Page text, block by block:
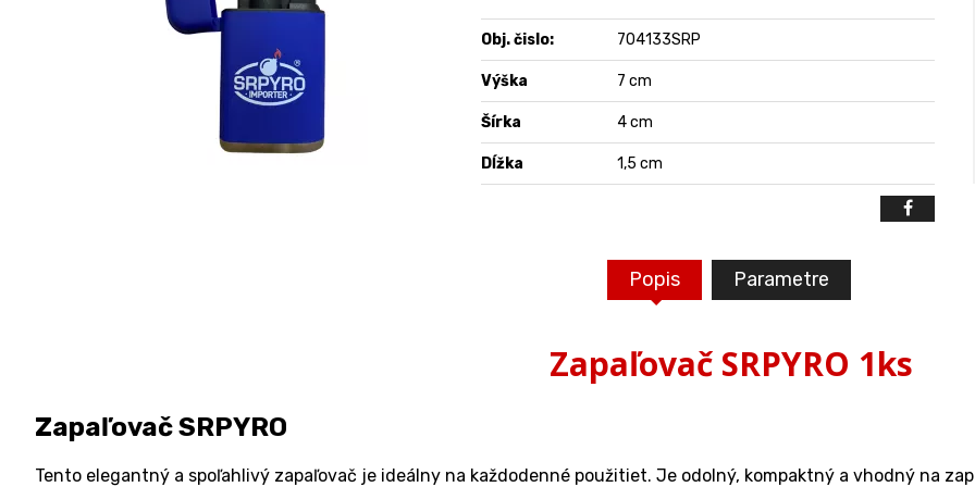
Obj. čislo: 704133SRP
Výška 7 cm
Šírka 4 cm
Dĺžka 1,5 cm
Popis Parametre
Zapaľovač SRPYRO 1ks
Zapaľovač SRPYRO
Tento elegantný a spoľahlivý zapaľovač je ideálny na každodenné použitiet. Je odolný, kompaktný a vhodný na